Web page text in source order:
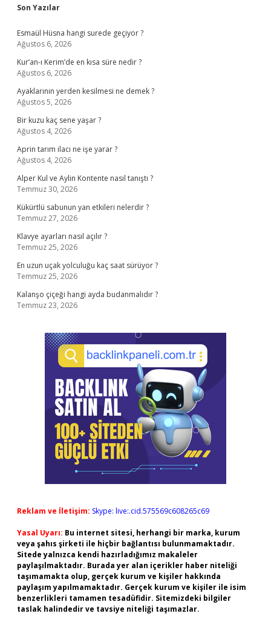
Sidebar
Son Yazılar
Esmaül Hüsna hangi surede geçiyor ?
Ağustos 6, 2026
Kur’an-ı Kerim’de en kısa süre nedir ?
Ağustos 6, 2026
Ayaklarının yerden kesilmesi ne demek ?
Ağustos 5, 2026
Bir kuzu kaç sene yaşar ?
Ağustos 4, 2026
Aprin tarım ilacı ne işe yarar ?
Ağustos 4, 2026
Alper Kul ve Aylin Kontente nasıl tanıştı ?
Temmuz 30, 2026
Kükürtlü sabunun yan etkileri nelerdir ?
Temmuz 27, 2026
Klavye ayarları nasıl açılır ?
Temmuz 25, 2026
En uzun uçak yolculuğu kaç saat sürüyor ?
Temmuz 25, 2026
Kalanşo çiçeği hangi ayda budanmalıdır ?
Temmuz 23, 2026
Reklam ve İletişim: Skype: live:.cid.575569c608265c69
Yasal Uyarı: Bu internet sitesi, herhangi bir marka, kurum
veya şahıs şirketi ile hiçbir bağlantısı bulunmamaktadır.
Sitede yalnızca kendi hazırladığımız makaleler
paylaşılmaktadır. Burada yer alan içerikler haber niteliği
taşımamakta olup, gerçek kurum ve kişiler hakkında
paylaşım yapılmamaktadır. Gerçek kurum ve kişiler ile isim
benzerlikleri tamamen tesadüfidir. Sitemizdeki bilgiler
taslak halindedir ve tavsiye niteliği taşımazlar.